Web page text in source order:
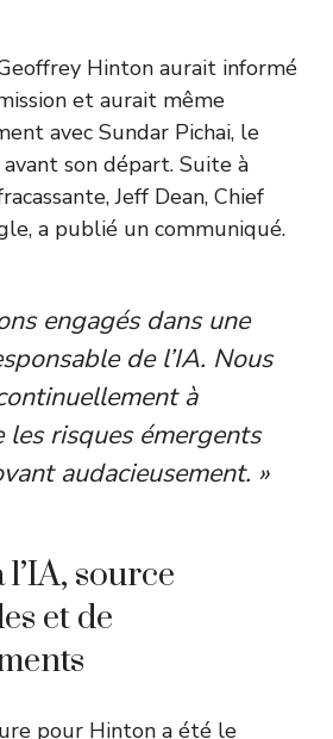
Hinton aurait informé
et aurait même
avec Sundar Pichai, le
avant son départ. Suite à
Jeff Dean, Chief
a publié un communiqué.
engagés dans une
de l’IA. Nous
à
les risques émergents
audacieusement. »
source
et de
pour Hinton a été le